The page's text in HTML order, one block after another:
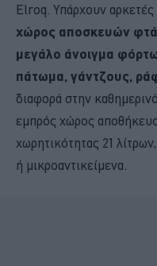
Elroq. Υπάρχουν
χώρος αποσκευών
μεγάλο άνοιγμα
πάτωμα, γάντζους,
διαφορά στην
εμπρός χώρος
χωρητικότητας 21
ή μικροαντικείμενα.